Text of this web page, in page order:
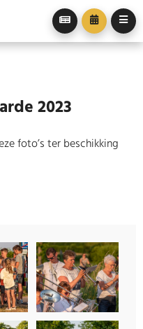
2023
foto’s ter beschikking